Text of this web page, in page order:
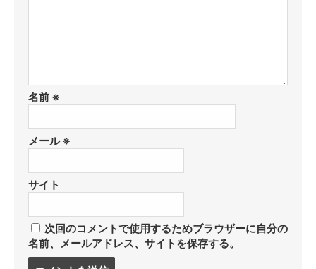
名前 ※
メール※
サイト
次回のコメントで使用するためブラウザーに自分の
名前、メールアドレス、サイトを保存する。